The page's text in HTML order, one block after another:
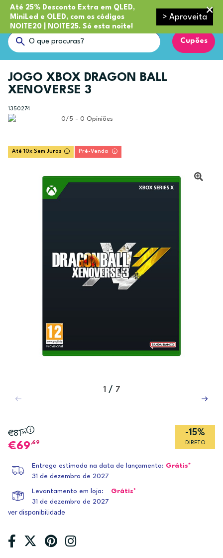
Até 25% Desconto Extra em QLED,
MiniLed e OLED, com os códigos
NOITE20 | NOITE25. Só esta noite!
> Aproveita
Cupões
JOGO XBOX DRAGON BALL
XENOVERSE 3
1350274
0/5 - 0 Opiniões
Até 10x Sem Juros Pré-Venda
1 / 7
€81 ,99 -15%
DIRETO
69,69
Entrega estimada na data de lançamento:
31 de dezembro de 2027
Grátis*
Levantamento em loja:
31 de dezembro de 2027
Grátis*
ver disponibilidade